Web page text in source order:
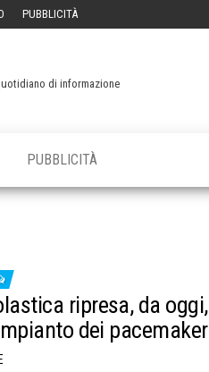
PUBBLICITÀ
di informazione
PUBBLICITÀ
ripresa, da oggi,
dei pacemaker